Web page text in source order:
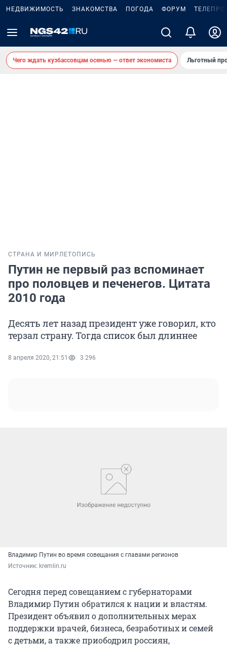
НЕДВИЖИМОСТЬ ЗНАКОМСТВА ПОГОДА ФОРУМ
Чего ждать кузбассовцам осенью — ответ экономиста Льготный
СТРАНА И МИРЛЕТОПИСЬ
Путин не первый раз вспоминает
про половцев и печенегов. Цитата
2010 года
Десять лет назад президент уже говорил, кто
терзал страну. Тогда список был длиннее
8 апреля 2020, 21:51 3 296
Владимир Путин во время совещания с главами регионов
Источник: kremlin.ru
Сегодня перед совещанием с губернаторами
Владимир Путин обратился к нации и властям.
Президент объявил о дополнительных мерах
поддержки врачей, бизнеса, безработных и семей
с детьми, а также приободрил россиян,